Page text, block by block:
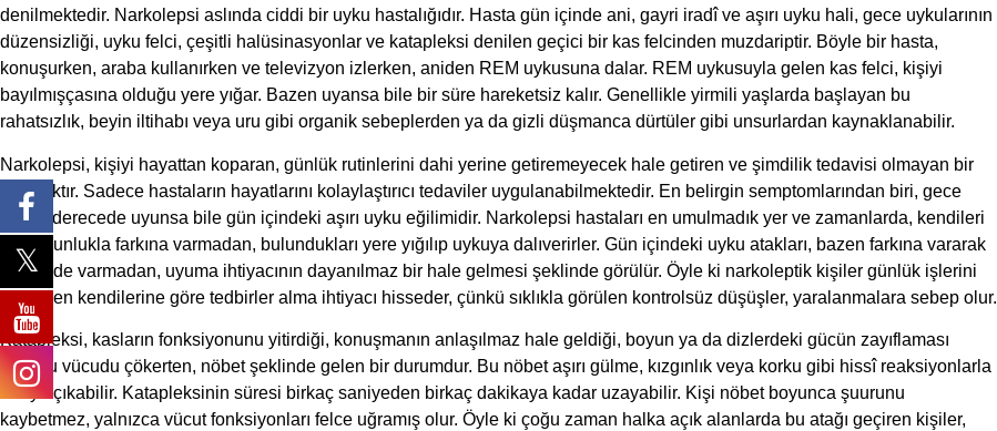
denilmektedir. Narkolepsi aslında ciddi bir uyku hastalığıdır. Hasta gün içinde ani, gayri iradî ve aşırı uyku hali, gece uykularının
düzensizliği, uyku felci, çeşitli halüsinasyonlar ve katapleksi denilen geçici bir kas felcinden muzdariptir. Böyle bir hasta,
konuşurken, araba kullanırken ve televizyon izlerken, aniden REM uykusuna dalar. REM uykusuyla gelen kas felci, kişiyi
bayılmışçasına olduğu yere yığar. Bazen uyansa bile bir süre hareketsiz kalır. Genellikle yirmili yaşlarda başlayan bu
rahatsızlık, beyin iltihabı veya uru gibi organik sebeplerden ya da gizli düşmanca dürtüler gibi unsurlardan kaynaklanabilir.
Narkolepsi, kişiyi hayattan koparan, günlük rutinlerini dahi yerine getiremeyecek hale getiren ve şimdilik tedavisi olmayan bir
hastalıktır. Sadece hastaların hayatlarını kolaylaştırıcı tedaviler uygulanabilmektedir. En belirgin semptomlarından biri, gece
yeterli derecede uyunsa bile gün içindeki aşırı uyku eğilimidir. Narkolepsi hastaları en umulmadık yer ve zamanlarda, kendileri
de çoğunlukla farkına varmadan, bulundukları yere yığılıp uykuya dalıverirler. Gün içindeki uyku atakları, bazen farkına vararak
bazen de varmadan, uyuma ihtiyacının dayanılmaz bir hale gelmesi şeklinde görülür. Öyle ki narkoleptik kişiler günlük işlerini
yaparken kendilerine göre tedbirler alma ihtiyacı hisseder, çünkü sıklıkla görülen kontrolsüz düşüşler, yaralanmalara sebep olur.
Katapleksi, kasların fonksiyonunu yitirdiği, konuşmanın anlaşılmaz hale geldiği, boyun ya da dizlerdeki gücün zayıflaması
sonucu vücudu çökerten, nöbet şeklinde gelen bir durumdur. Bu nöbet aşırı gülme, kızgınlık veya korku gibi hissî reaksiyonlarla
ortaya çıkabilir. Katapleksinin süresi birkaç saniyeden birkaç dakikaya kadar uzayabilir. Kişi nöbet boyunca şuurunu
kaybetmez, yalnızca vücut fonksiyonları felce uğramış olur. Öyle ki çoğu zaman halka açık alanlarda bu atağı geçiren kişiler,